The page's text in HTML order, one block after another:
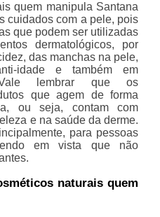
quem manipula Santana
cuidados com a pele, pois
que podem ser utilizadas
dermatológicos, por
das manchas na pele,
idade e também em
lembrar que os
que agem de forma
ou seja, contam com
e na saúde da derme.
para pessoas
em vista que não
naturais quem